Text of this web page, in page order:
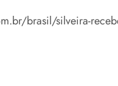
brasil/silveira-